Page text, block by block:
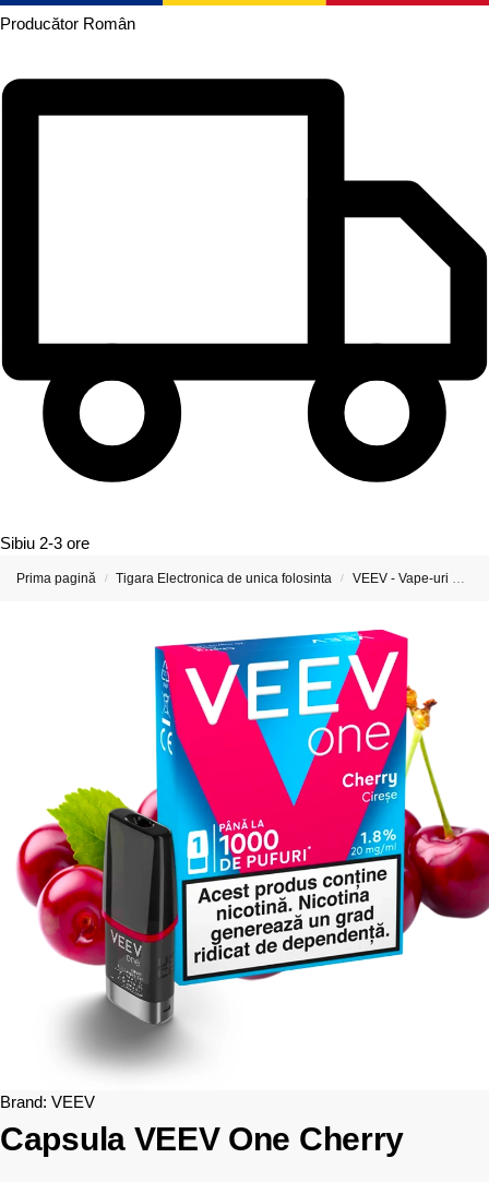
Producător Român
Sibiu 2-3 ore
Prima pagină / Tigara Electronica de unica folosinta / VEEV - Vape-uri Reîncărcabile și Capsule Preumplute
Brand: VEEV
Capsula VEEV One Cherry